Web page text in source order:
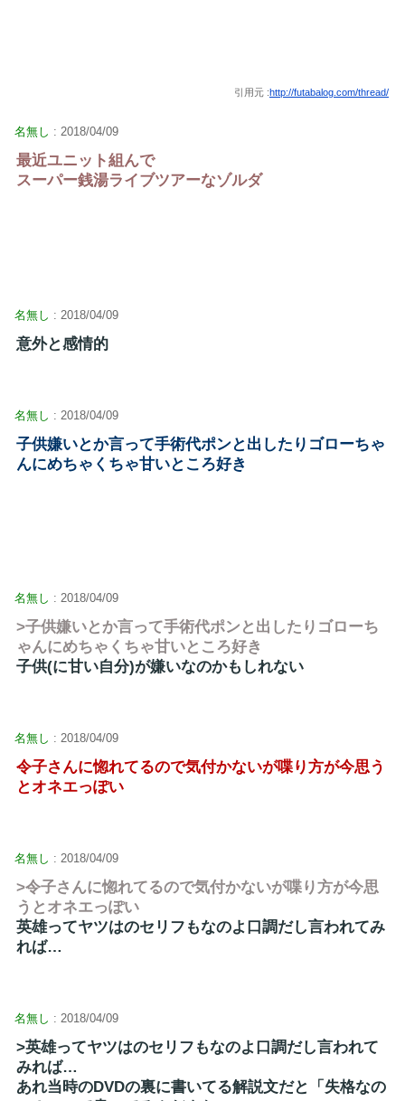
引用元 :http://futabalog.com/thread/
名無し : 2018/04/09
最近ユニット組んで
スーパー銭湯ライブツアーなゾルダ
名無し : 2018/04/09
意外と感情的
名無し : 2018/04/09
子供嫌いとか言って手術代ポンと出したりゴローちゃ
んにめちゃくちゃ甘いところ好き
名無し : 2018/04/09
>子供嫌いとか言って手術代ポンと出したりゴローち
ゃんにめちゃくちゃ甘いところ好き
子供(に甘い自分)が嫌いなのかもしれない
名無し : 2018/04/09
令子さんに惚れてるので気付かないが喋り方が今思う
とオネエっぽい
名無し : 2018/04/09
>令子さんに惚れてるので気付かないが喋り方が今思
うとオネエっぽい
英雄ってヤツはのセリフもなのよ口調だし言われてみ
れば…
名無し : 2018/04/09
>英雄ってヤツはのセリフもなのよ口調だし言われて
みれば…
あれ当時のDVDの裏に書いてる解説文だと「失格なの